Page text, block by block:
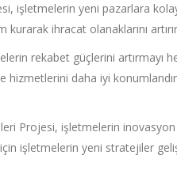
işletmelerin yeni pazarlara
ihracat olanaklarını
rekabet güçlerini artırmayı
daha iyi
Projesi, işletmelerin inovasyon
işletmelerin yeni stratejiler